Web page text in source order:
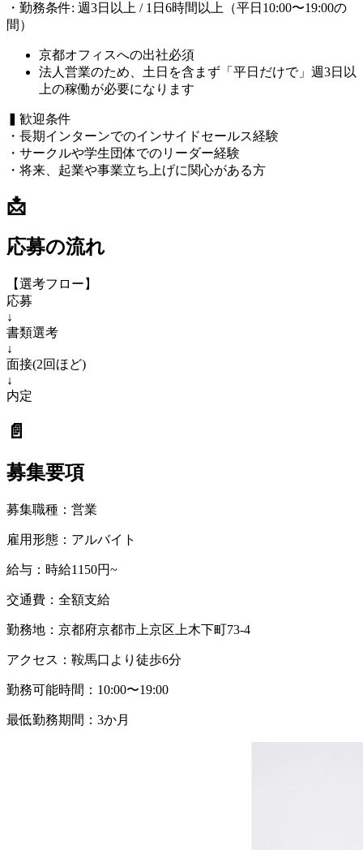
・勤務条件: 週3日以上 / 1日6時間以上（平日10:00〜19:00の
間）
京都オフィスへの出社必須
法人営業のため、土日を含まず「平日だけで」週3日以
上の稼働が必要になります
▍歓迎条件
・長期インターンでのインサイドセールス経験
・サークルや学生団体でのリーダー経験
・将来、起業や事業立ち上げに関心がある方
📩
応募の流れ
【選考フロー】
応募
↓
書類選考
↓
面接(2回ほど)
↓
内定
📄
募集要項
募集職種： 営業
雇用形態： アルバイト
給与： 時給1150円~
交通費： 全額支給
勤務地： 京都府京都市上京区上木下町73-4
アクセス： 鞍馬口より徒歩6分
勤務可能時間： 10:00〜19:00
最低勤務期間： 3か月